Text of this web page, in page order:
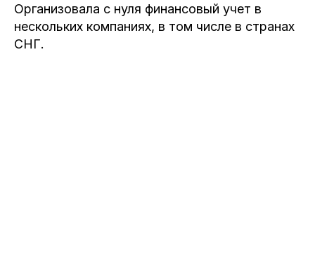
Организовала с нуля финансовый учет в
нескольких компаниях, в том числе в странах
СНГ.